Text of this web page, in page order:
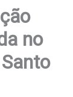
no